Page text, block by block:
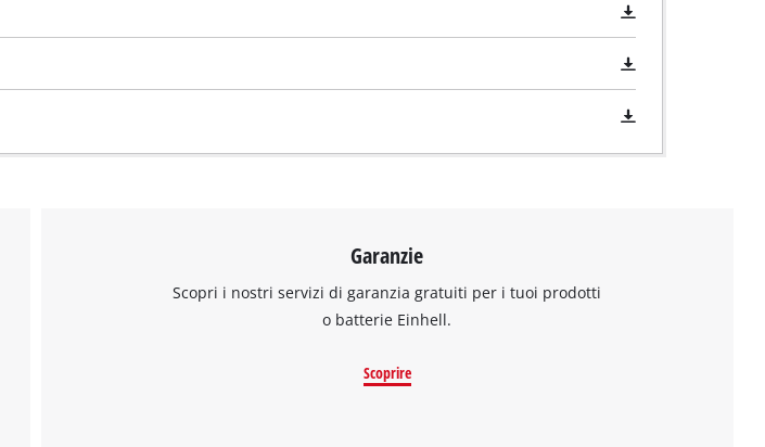
Garanzie
Scopri i nostri servizi di garanzia gratuiti per i tuoi prodotti
o batterie Einhell.
Scoprire